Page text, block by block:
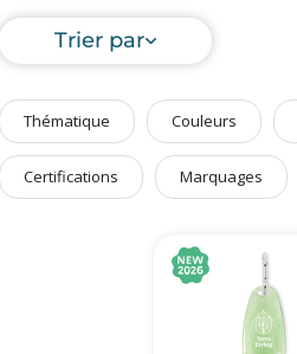
Bagageries & Sacs
Etui
Vêtements de Travail
Parapluies & Parasols
Art de la Table
Art de Vivre à la Française
Trier par
Thématique Couleurs
Certifications Marquages